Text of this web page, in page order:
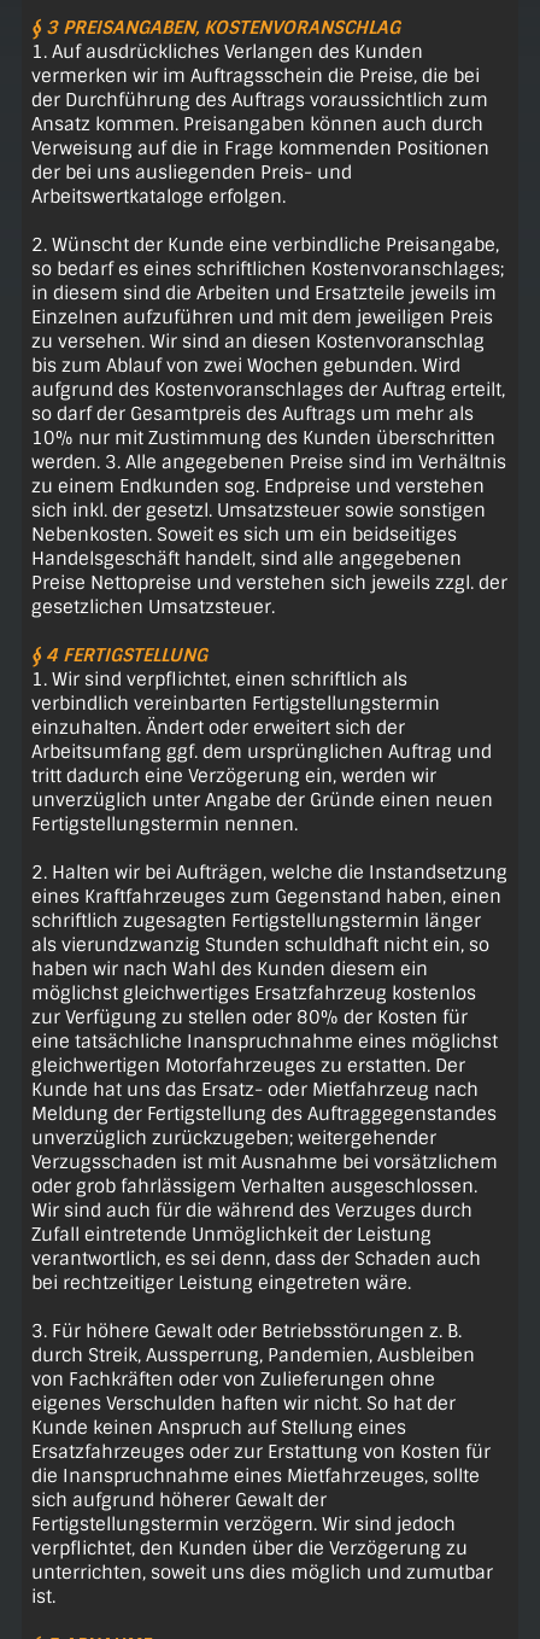
§ 3 PREISANGABEN, KOSTENVORANSCHLAG
1. Auf ausdrückliches Verlangen des Kunden
vermerken wir im Auftragsschein die Preise, die bei
der Durchführung des Auftrags voraussichtlich zum
Ansatz kommen. Preisangaben können auch durch
Verweisung auf die in Frage kommenden Positionen
der bei uns ausliegenden Preis- und
Arbeitswertkataloge erfolgen.
2. Wünscht der Kunde eine verbindliche Preisangabe,
so bedarf es eines schriftlichen Kostenvoranschlages;
in diesem sind die Arbeiten und Ersatzteile jeweils im
Einzelnen aufzuführen und mit dem jeweiligen Preis
zu versehen. Wir sind an diesen Kostenvoranschlag
bis zum Ablauf von zwei Wochen gebunden. Wird
aufgrund des Kostenvoranschlages der Auftrag erteilt,
so darf der Gesamtpreis des Auftrags um mehr als
10% nur mit Zustimmung des Kunden überschritten
werden. 3. Alle angegebenen Preise sind im Verhältnis
zu einem Endkunden sog. Endpreise und verstehen
sich inkl. der gesetzl. Umsatzsteuer sowie sonstigen
Nebenkosten. Soweit es sich um ein beidseitiges
Handelsgeschäft handelt, sind alle angegebenen
Preise Nettopreise und verstehen sich jeweils zzgl. der
gesetzlichen Umsatzsteuer.
§ 4 FERTIGSTELLUNG
1. Wir sind verpflichtet, einen schriftlich als
verbindlich vereinbarten Fertigstellungstermin
einzuhalten. Ändert oder erweitert sich der
Arbeitsumfang ggf. dem ursprünglichen Auftrag und
tritt dadurch eine Verzögerung ein, werden wir
unverzüglich unter Angabe der Gründe einen neuen
Fertigstellungstermin nennen.
2. Halten wir bei Aufträgen, welche die Instandsetzung
eines Kraftfahrzeuges zum Gegenstand haben, einen
schriftlich zugesagten Fertigstellungstermin länger
als vierundzwanzig Stunden schuldhaft nicht ein, so
haben wir nach Wahl des Kunden diesem ein
möglichst gleichwertiges Ersatzfahrzeug kostenlos
zur Verfügung zu stellen oder 80% der Kosten für
eine tatsächliche Inanspruchnahme eines möglichst
gleichwertigen Motorfahrzeuges zu erstatten. Der
Kunde hat uns das Ersatz- oder Mietfahrzeug nach
Meldung der Fertigstellung des Auftraggegenstandes
unverzüglich zurückzugeben; weitergehender
Verzugsschaden ist mit Ausnahme bei vorsätzlichem
oder grob fahrlässigem Verhalten ausgeschlossen.
Wir sind auch für die während des Verzuges durch
Zufall eintretende Unmöglichkeit der Leistung
verantwortlich, es sei denn, dass der Schaden auch
bei rechtzeitiger Leistung eingetreten wäre.
3. Für höhere Gewalt oder Betriebsstörungen z. B.
durch Streik, Aussperrung, Pandemien, Ausbleiben
von Fachkräften oder von Zulieferungen ohne
eigenes Verschulden haften wir nicht. So hat der
Kunde keinen Anspruch auf Stellung eines
Ersatzfahrzeuges oder zur Erstattung von Kosten für
die Inanspruchnahme eines Mietfahrzeuges, sollte
sich aufgrund höherer Gewalt der
Fertigstellungstermin verzögern. Wir sind jedoch
verpflichtet, den Kunden über die Verzögerung zu
unterrichten, soweit uns dies möglich und zumutbar
ist.